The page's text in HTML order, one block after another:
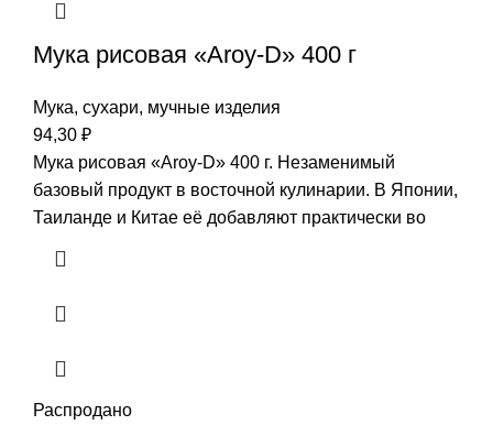
Мука рисовая «Aroy-D» 400 г
Мука, сухари, мучные изделия
94,30 ₽
Мука рисовая «Aroy-D» 400 г. Незаменимый
базовый продукт в восточной кулинарии. В Японии,
Таиланде и Китае её добавляют практически во
Распродано